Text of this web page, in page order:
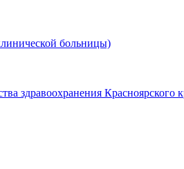
больницы)
здравоохранения Красноярского